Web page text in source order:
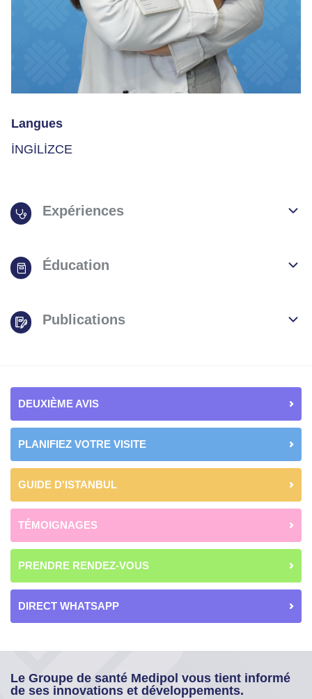
Langues
İNGİLİZCE
Expériences
Éducation
Publications
DEUXIÈME AVIS
PLANIFIEZ VOTRE VISITE
GUIDE D'ISTANBUL
TÉMOIGNAGES
PRENDRE RENDEZ-VOUS
DIRECT WHATSAPP
Le Groupe de santé Medipol vous tient informé
de ses innovations et développements.